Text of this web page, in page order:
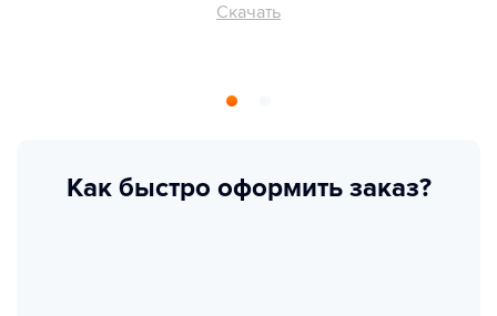
Скачать
Как быстро оформить заказ?